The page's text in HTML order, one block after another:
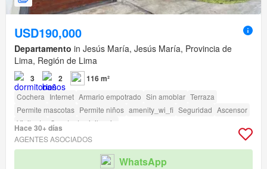
USD190,000
Departamento in Jesús María, Jesús María, Provincia de
Lima, Región de Lima
3 2 116 m²
Cochera Internet Armario empotrado Sin amoblar Terraza
Permite mascotas Permite niños amenity_wi_fi Seguridad Ascensor
Vigilante
Caseta de vigilancia
Hace 30+ días
AGENTES ASOCIADOS
WhatsApp